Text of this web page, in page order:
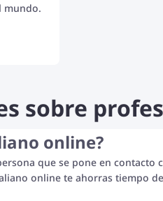
mundo.
sobre
online?
que se pone en contacto
online te ahorras tiempo